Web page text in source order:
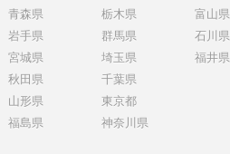
青森県
岩手県
宮城県
秋田県
山形県
福島県
栃木県
群馬県
埼玉県
千葉県
東京都
神奈川県
富山県
石川県
福井県